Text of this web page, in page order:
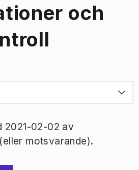
och
2021-02-02 av
motsvarande).